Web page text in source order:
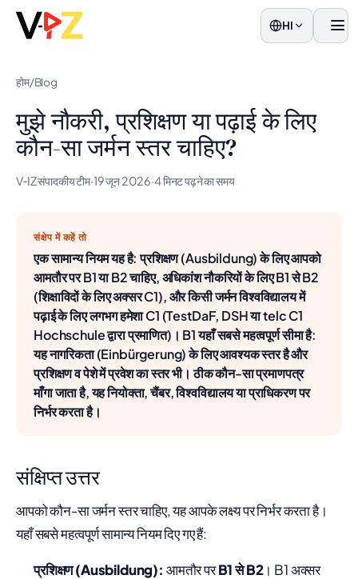
HI मेनू
होम/Blog
मुझे नौकरी, प्रशिक्षण या पढ़ाई के लिए
कौन-सा जर्मन स्तर चाहिए?
V‑IZ संपादकीय टीम·19 जून 2026·4 मिनट पढ़ने का समय
संक्षेप में कहें तो
एक सामान्य नियम यह है: प्रशिक्षण (Ausbildung) के लिए आपको
आमतौर पर B1 या B2 चाहिए, अधिकांश नौकरियों के लिए B1 से B2
(शिक्षाविदों के लिए अक्सर C1), और किसी जर्मन विश्वविद्यालय में
पढ़ाई के लिए लगभग हमेशा C1 (TestDaF, DSH या telc C1
Hochschule द्वारा प्रमाणित)। B1 यहाँ सबसे महत्वपूर्ण सीमा है:
यह नागरिकता (Einbürgerung) के लिए आवश्यक स्तर है और
प्रशिक्षण व पेशे में प्रवेश का स्तर भी। ठीक कौन-सा प्रमाणपत्र
माँगा जाता है, यह नियोक्ता, चैंबर, विश्वविद्यालय या प्राधिकरण पर
निर्भर करता है।
संक्षिप्त उत्तर
आपको कौन-सा जर्मन स्तर चाहिए, यह आपके लक्ष्य पर निर्भर करता है।
यहाँ सबसे महत्वपूर्ण सामान्य नियम दिए गए हैं:
प्रशिक्षण (Ausbildung): आमतौर परB1 से B2। B1 अक्सर